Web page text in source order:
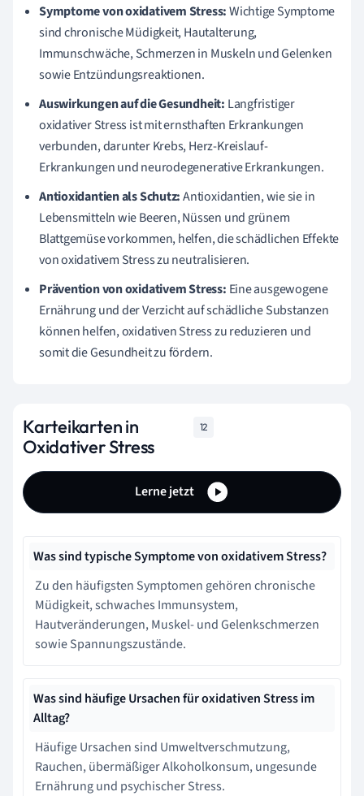
Symptome von oxidativem Stress:Wichtige Symptome
sind chronische Müdigkeit, Hautalterung,
Immunschwäche, Schmerzen in Muskeln und Gelenken
sowie Entzündungsreaktionen.
Auswirkungen auf die Gesundheit: Langfristiger
oxidativer Stress ist mit ernsthaften Erkrankungen
verbunden, darunter Krebs, Herz-Kreislauf-
Erkrankungen und neurodegenerative Erkrankungen.
Antioxidantien als Schutz:Antioxidantien, wie sie in
Lebensmitteln wie Beeren, Nüssen und grünem
Blattgemüse vorkommen, helfen, die schädlichen Effekte
von oxidativem Stress zu neutralisieren.
Prävention von oxidativem Stress: Eine ausgewogene
Ernährung und der Verzicht auf schädliche Substanzen
können helfen, oxidativen Stress zu reduzieren und
somit die Gesundheit zu fördern.
Karteikarten in
Oxidativer Stress
12
Lerne jetzt
Was sind typische Symptome von oxidativem Stress?
Zu den häufigsten Symptomen gehören chronische
Müdigkeit, schwaches Immunsystem,
Hautveränderungen, Muskel- und Gelenkschmerzen
sowie Spannungszustände.
Was sind häufige Ursachen für oxidativen Stress im
Alltag?
Häufige Ursachen sind Umweltverschmutzung,
Rauchen, übermäßiger Alkoholkonsum, ungesunde
Ernährung und psychischer Stress.